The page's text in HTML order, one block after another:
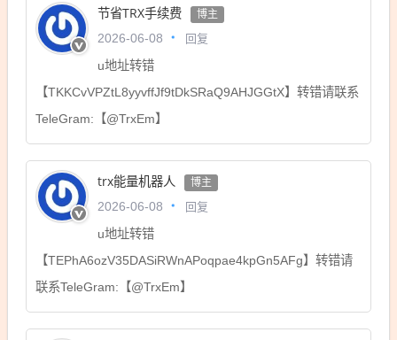
节省TRX手续费 博主
2026-06-08 回复
u地址转错
【TKKCvVPZtL8yyvffJf9tDkSRaQ9AHJGGtX】转错请联系
TeleGram:【@TrxEm】
trx能量机器人 博主
2026-06-08 回复
u地址转错
【TEPhA6ozV35DASiRWnAPoqpae4kpGn5AFg】转错请
联系TeleGram:【@TrxEm】